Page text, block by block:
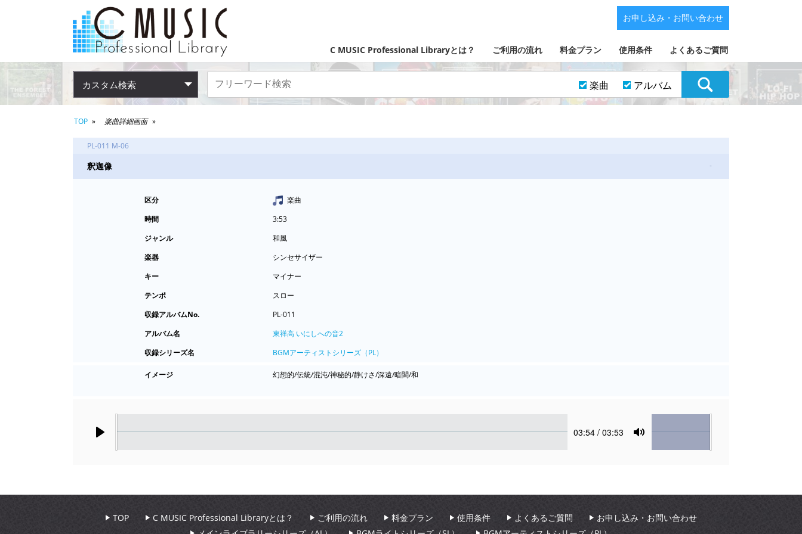
C MUSIC Professional Libraryとは？ ご利用の流れ 料金プラン 使用条件 よくあるご質問
お申し込み・お問い合わせ
カスタム検索 楽曲 アルバム
TOP 楽曲詳細画面
PL-011 M-06
釈迦像 -
区分
楽曲
時間
3:53
ジャンル
和風
楽器
シンセサイザー
キー
マイナー
テンポ
スロー
収録アルバムNo.
PL-011
アルバム名
東祥高 いにしへの音2
収録シリーズ名
BGMアーティストシリーズ（PL）
イメージ 幻想的/伝統/混沌/神秘的/静けさ/深遠/暗闇/和
Current
03:54 / 03:53
Mute
Volume
TOP C MUSIC Professional Libraryとは？ ご利用の流れ 料金プラン 使用条件 よくあるご質問
お申し込み・お問い合わせ